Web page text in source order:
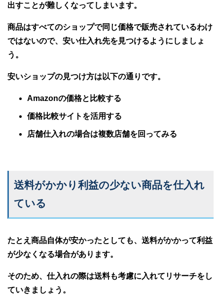
出すことが難しくなってしまいます。
商品はすべてのショップで同じ価格で販売されているわけ
ではないので、安い仕入れ先を見つけるようにしましょ
う。
安いショップの見つけ方は以下の通りです。
Amazonの価格と比較する
価格比較サイトを活用する
店舗仕入れの場合は複数店舗を回ってみる
送料がかかり利益の少ない商品を仕入れ
ている
たとえ商品自体が安かったとしても、送料がかかって利益
が少なくなる場合があります。
そのため、仕入れの際は送料も考慮に入れてリサーチをし
ていきましょう。